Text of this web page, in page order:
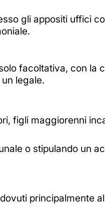
gli appositi uffici
facoltativa, con la
legale.
figli maggiorenni
o stipulando un
principalmente